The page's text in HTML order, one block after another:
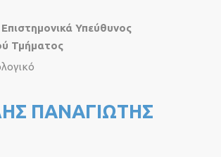
Υπεύθυνος
Τμήματος
ΠΑΝΑΓΙΩΤΗΣ